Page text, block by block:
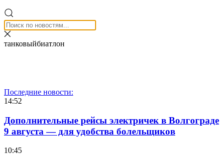
танковыйбиатлон
Последние новости:
14:52
Дополнительные рейсы электричек в Волгограде
9 августа — для удобства болельщиков
10:45